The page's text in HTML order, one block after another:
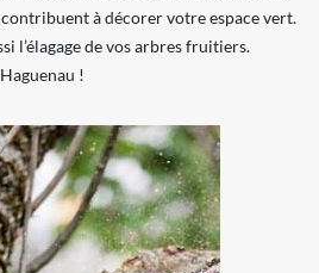
à décorer votre espace vert.
l’élagage de vos arbres fruitiers.
!